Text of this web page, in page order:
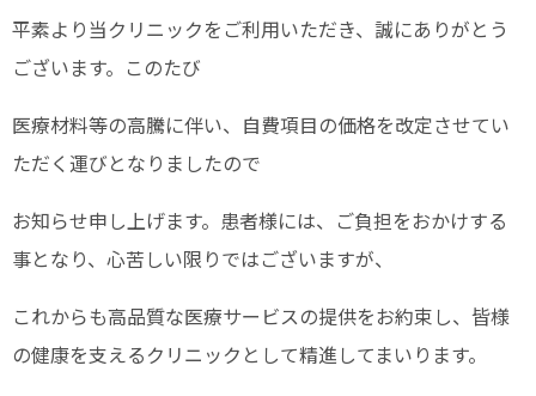
平素より当クリニックをご利用いただき、誠にありがとう
ございます。このたび
医療材料等の高騰に伴い、自費項目の価格を改定させてい
ただく運びとなりましたので
お知らせ申し上げます。患者様には、ご負担をおかけする
事となり、心苦しい限りではございますが、
これからも高品質な医療サービスの提供をお約束し、皆様
の健康を支えるクリニックとして精進してまいります。